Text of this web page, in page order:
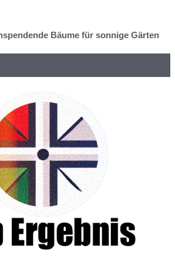
Bäume für sonnige Gärten